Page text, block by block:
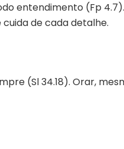
entendimento (Fp
de cada detalhe.
(Sl 34.18). Orar,